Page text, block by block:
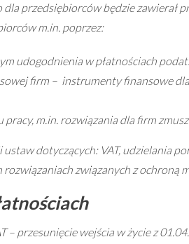
przedsiębiorców będzie zawierał
m.in. poprzez:
udogodnienia w płatnościach
firm – instrumenty finansowe
pracy, m.in. rozwiązania dla firm
dotyczących: VAT, udzielania
rozwiązaniach związanych z ochroną
– przesunięcie wejścia w życie z